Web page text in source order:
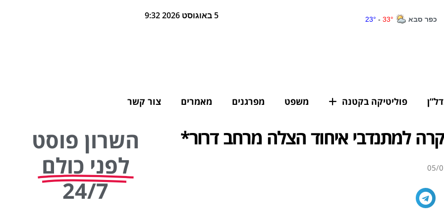
5 באוגוסט 2026 9:32
פוליטיקה בקטנה משפט מפרגנים מאמרים צור קשר
למתנדבי איחוד הצלה מרחב דרור*
05/
השרון פוסט
לפני כולם
24/7